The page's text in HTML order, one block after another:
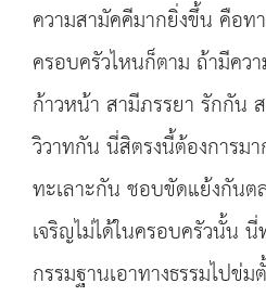
ความสามัคคีมากยิ่งขึ้น คือท
ครอบครัวไหนก็ตาม ถ้ามีคว
ก้าวหน้า สามีภรรยา รักกัน
วิวาทกัน นี่สิตรงนี้ต้องการม
ทะเลาะกัน ชอบขัดแย้งกันต
เจริญไม่ได้ในครอบครัวนั้น
กรรมฐานเอาทางธรรมไปข่